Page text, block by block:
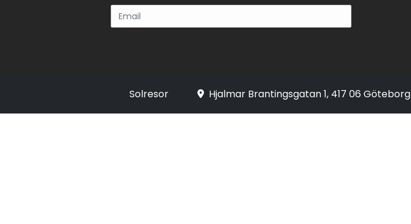
Solresor Hjalmar Brantingsgatan 1, 417 06 Göteborg